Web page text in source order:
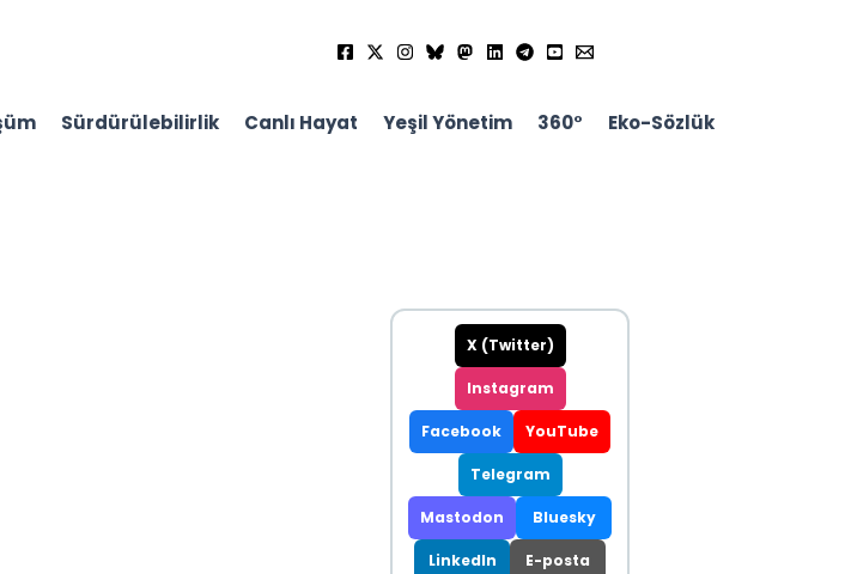
Sürdürülebilirlik Canlı Hayat Yeşil Yönetim 360° Eko-Sözlük
X (Twitter)
Instagram
Facebook YouTube
Telegram
Mastodon Bluesky
LinkedIn E-posta